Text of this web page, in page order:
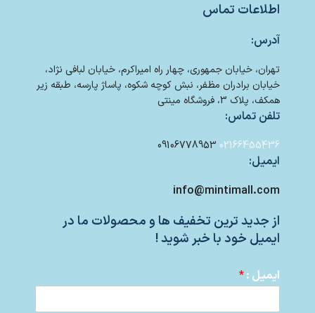
اطلاعات تماس
آدرس:
تهران، خیابان جمهوری، چهار راه امیراکرم، خیابان لبافی نژاد،
خیابان برادران مظفر، نبش کوچه شکوه، پاساژ پارسه، طبقه زیر
همکف، پلاک 3، فروشگاه مینتی
تلفن تماس:
02166455436
09106778953
ایمیل:
info@mintimall.com
از جدید ترین تخفیف ها و محصولات ما در
ایمیل خود با خبر شوید !
ایمیل :*